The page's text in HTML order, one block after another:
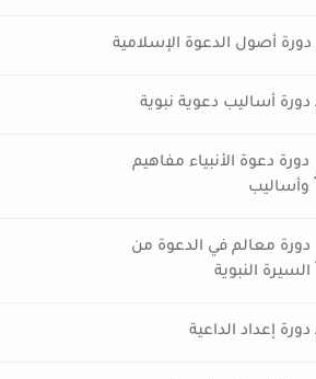
دورة أصول الدعوة الإسلامية
دورة أساليب دعوية نبوية
دورة دعوة الأنبياء مفاهيم
وأساليب
دورة معالم في الدعوة من
السيرة النبوية
دورة إعداد الداعية